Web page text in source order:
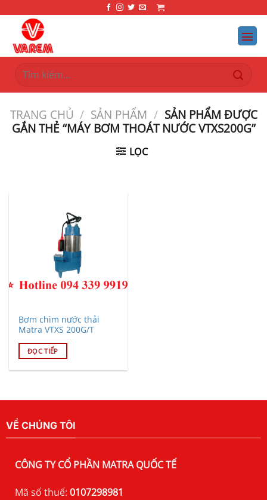
dung
Tìm
kiếm:
TRANG CHỦ / SẢN PHẨM / SẢN PHẨM ĐƯỢC
GẮN THẺ “MÁY BƠM THOÁT NƯỚC VTXS200G”
LỌC
Bơm chìm nước thải
Matra VTXS 200G/T
ĐỌC TIẾP
VỀ CHÚNG TÔI
CÔNG TY CỔ PHẦN MATRA QUỐC TẾ
Mã số thuế: 0107298981